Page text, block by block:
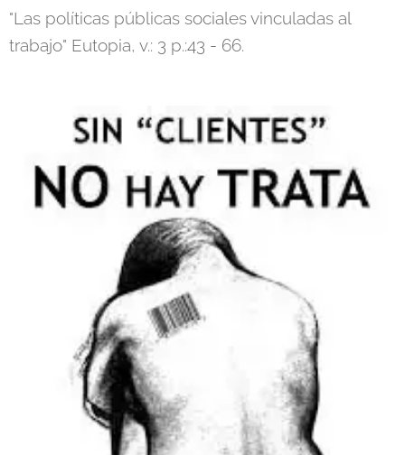
"Las políticas públicas sociales vinculadas al
trabajo" Eutopia, v.: 3 p.:43 - 66.